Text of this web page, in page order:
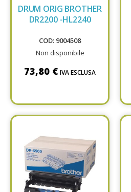
DRUM ORIG BROTHER
DR2200 -HL2240
COD: 9004508
Non disponibile
73,80 € IVA ESCLUSA